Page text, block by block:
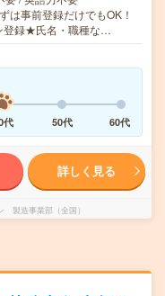
事前登録だけでもOK！
登録★氏名・職種な…
代 50代 60代
詳しく見る
製造事業部（全国）